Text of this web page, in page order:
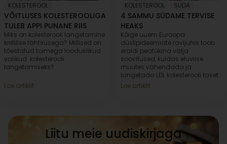
KOLESTEROOL
VÕITLUSES KOLESTEROOLIGA
TULEB APPI PUNANE RIIS
Miks on kolesterooli langetamine
kriitilise tähtsusega? Millised on
tõestatud toimega looduslikud
valikud kolesterooli
langetamiseks?
Loe artiklit
KOLESTEROOL SÜDA
4 SAMMU SÜDAME TERVISE
HEAKS
Kõige uuem Euroopa
düslipideemiate ravijuhis toob
eraldi peatükina välja
soovitused, kuidas eluviise
muutes vähendada ja
langetada LDL kolesterooli taset.
Loe artiklit
Liitu meie uudiskirjaga